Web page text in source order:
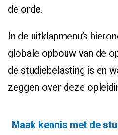
de orde.
In de uitklapmenu’s
globale opbouw van de
de studiebelasting is en
zeggen over deze
Maak kennis met de